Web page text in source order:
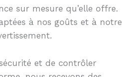
sur mesure qu’elle offre.
à nos goûts et à notre
et de contrôler